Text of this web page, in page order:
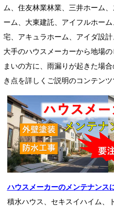
ム、住友林業林業、三井ホーム
ーム、大東建託、アイフルホー
宅、アキュラホーム、アイダ設
大手のハウスメーカーから地場
まいの方に、雨漏りが起きた場
き点を詳しくご説明のコンテンツ
ハウスメーカーのメンテナンス
積水ハウス、セキスイハイム、